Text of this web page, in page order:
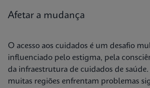
Afetar a mudança
O acesso aos cuidados é um desafio
influenciado pelo estigma, pela
da infraestrutura de cuidados de
muitas regiões enfrentam problemas